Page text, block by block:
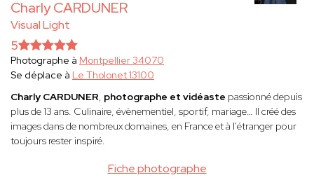
Charly CARDUNER
Visual Light
Fiche photographe
5
Photographe à Montpellier 34070
Se déplace à Le Tholonet 13100
Charly CARDUNER, photographe et vidéaste passionné depuis
plus de 13 ans. Culinaire, évènementiel, sportif, mariage… Il créé des
images dans de nombreux domaines, en France et à l'étranger pour
toujours rester inspiré.